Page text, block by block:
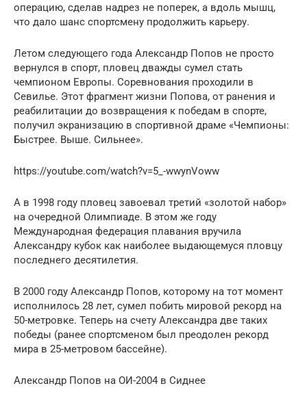
операцию, сделав надрез не поперек, а вдоль мышц,
что дало шанс спортсмену продолжить карьеру.
Летом следующего года Александр Попов не просто
вернулся в спорт, пловец дважды сумел стать
чемпионом Европы. Соревнования проходили в
Севилье. Этот фрагмент жизни Попова, от ранения и
реабилитации до возвращения к победам в спорте,
получил экранизацию в спортивной драме «Чемпионы:
Быстрее. Выше. Сильнее».
https://youtube.com/watch?v=5_-wwynVoww
А в 1998 году пловец завоевал третий «золотой набор»
на очередной Олимпиаде. В этом же году
Международная федерация плавания вручила
Александру кубок как наиболее выдающемуся пловцу
последнего десятилетия.
В 2000 году Александр Попов, которому на тот момент
исполнилось 28 лет, сумел побить мировой рекорд на
50-метровке. Теперь на счету Александра две таких
победы (ранее спортсменом был преодолен рекорд
мира в 25-метровом бассейне).
Александр Попов на ОИ-2004 в Сиднее